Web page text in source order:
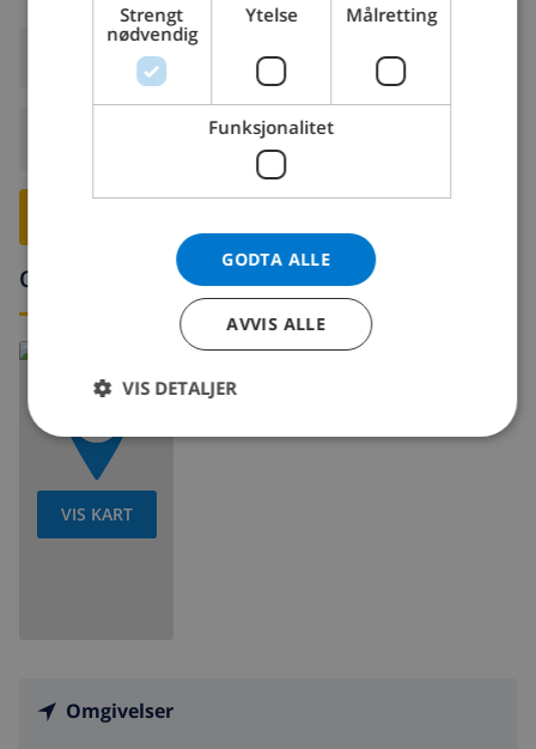
tennis (i en radius på 5 kilometer fra villaen)
golf (i en radius på 10 kilometer fra villaen)
Ankomst: Fra 17:00 før 19:00
Avreise:Før: 10:00
Omgivelser
VIS KART
Les mer om:
Spania >
Omgivelser
NORWEGIAN
Strengt
nødvendig
Ytelse Målretting
Funksjonalitet
GODTA ALLE
AVVIS ALLE
VIS DETALJER